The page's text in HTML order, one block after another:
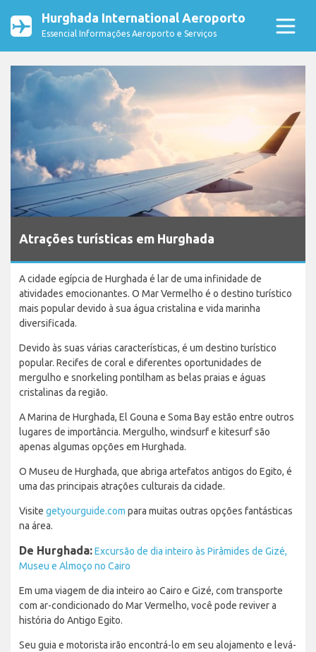
Hurghada International Aeroporto
Essencial Informações Aeroporto e Serviços
Atrações turísticas em Hurghada
A cidade egípcia de Hurghada é lar de uma infinidade de
atividades emocionantes. O Mar Vermelho é o destino turístico
mais popular devido à sua água cristalina e vida marinha
diversificada.
Devido às suas várias características, é um destino turístico
popular. Recifes de coral e diferentes oportunidades de
mergulho e snorkeling pontilham as belas praias e águas
cristalinas da região.
A Marina de Hurghada, El Gouna e Soma Bay estão entre outros
lugares de importância. Mergulho, windsurf e kitesurf são
apenas algumas opções em Hurghada.
O Museu de Hurghada, que abriga artefatos antigos do Egito, é
uma das principais atrações culturais da cidade.
Visite getyourguide.com para muitas outras opções fantásticas
na área.
De Hurghada:Excursão de dia inteiro às Pirâmides de Gizé,
Museu e Almoço no Cairo
Em uma viagem de dia inteiro ao Cairo e Gizé, com transporte
com ar-condicionado do Mar Vermelho, você pode reviver a
história do Antigo Egito.
Seu guia e motorista irão encontrá-lo em seu alojamento e levá-